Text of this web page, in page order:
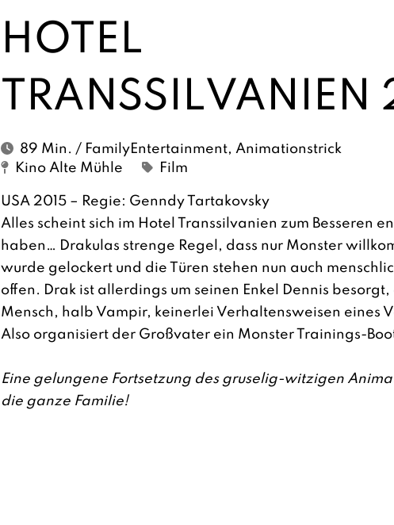
HOTEL
TRANSSILVANIEN
89 Min. / FamilyEntertainment, Animationstrick
Kino Alte Mühle
Film
USA 2015 – Regie: Genndy Tartakovsky
Alles scheint sich im Hotel Transsilvanien zum Besseren
haben… Drakulas strenge Regel, dass nur Monster
wurde gelockert und die Türen stehen nun auch
offen. Drak ist allerdings um seinen Enkel Dennis
Mensch, halb Vampir, keinerlei Verhaltensweisen eines
Also organisiert der Großvater ein Monster Trainings-
Eine gelungene Fortsetzung des gruselig-witzigen
die ganze Familie!